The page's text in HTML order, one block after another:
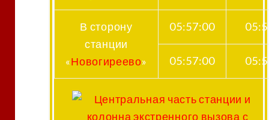
В сторону
станции
«Новогиреево»
05:57:00
05:57:00